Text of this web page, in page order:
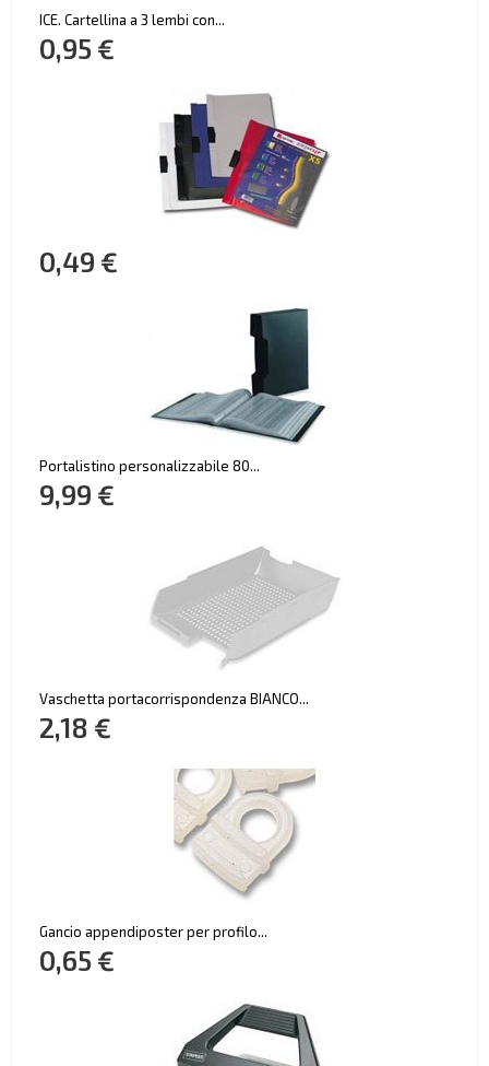
ICE. Cartellina a 3 lembi con...
0,95 €
0,49 €
Portalistino personalizzabile 80...
9,99 €
Vaschetta portacorrispondenza BIANCO...
2,18 €
Gancio appendiposter per profilo...
0,65 €